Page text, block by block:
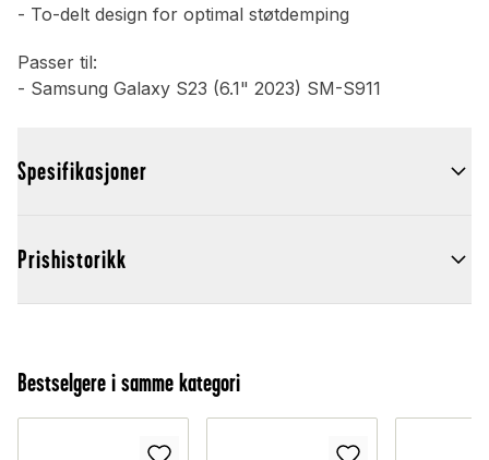
- To-delt design for optimal støtdemping
Passer til:
- Samsung Galaxy S23 (6.1" 2023) SM-S911
Spesifikasjoner
Prishistorikk
Bestselgere i samme kategori